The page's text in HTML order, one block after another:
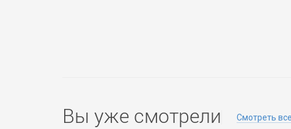
Вы уже смотрели Смотреть